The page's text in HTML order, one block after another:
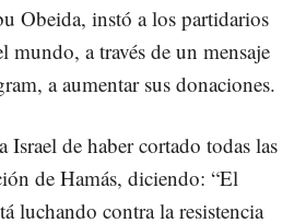
Obeida, instó a los partidarios
mundo, a través de un mensaje
a aumentar sus donaciones.
Israel de haber cortado todas las
de Hamás, diciendo: “El
luchando contra la resistencia